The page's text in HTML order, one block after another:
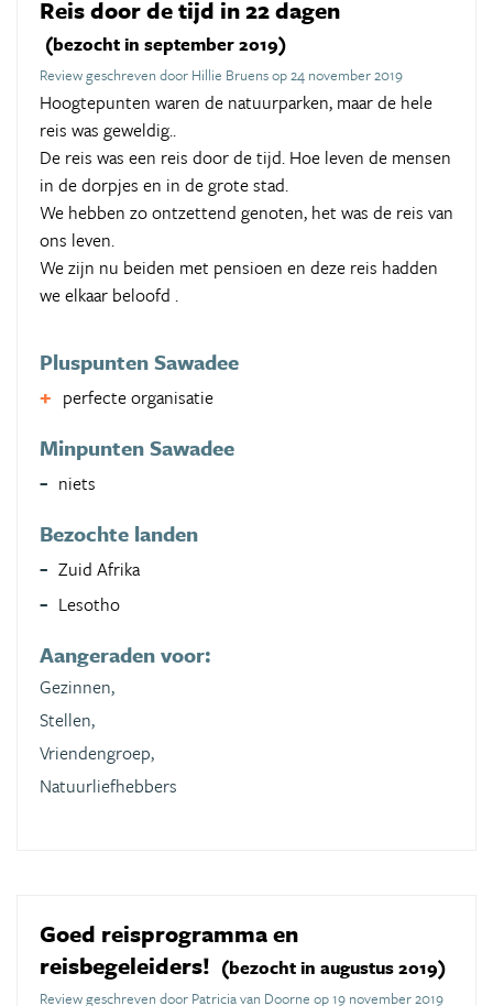
Reis door de tijd in 22 dagen
(bezocht in september 2019)
Review geschreven door Hillie Bruens op 24 november 2019
Hoogtepunten waren de natuurparken, maar de hele
reis was geweldig..
De reis was een reis door de tijd. Hoe leven de mensen
in de dorpjes en in de grote stad.
We hebben zo ontzettend genoten, het was de reis van
ons leven.
We zijn nu beiden met pensioen en deze reis hadden
we elkaar beloofd .
Pluspunten Sawadee
perfecte organisatie
Minpunten Sawadee
niets
Bezochte landen
Zuid Afrika
Lesotho
Aangeraden voor:
Gezinnen,
Stellen,
Vriendengroep,
Natuurliefhebbers
Goed reisprogramma en
reisbegeleiders! (bezocht in augustus 2019)
Review geschreven door Patricia van Doorne op 19 november 2019